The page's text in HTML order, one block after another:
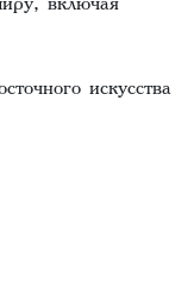
искусства